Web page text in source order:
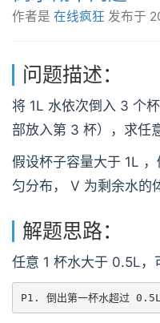
作者是 在线疯狂 发布于
问题描述：
将 1L 水依次倒入 3 个
部放入第 3 杯），求任
假设杯子容量大于 1L
匀分布， V 为剩余水的
解题思路：
任意 1 杯水大于 0.5L，
P1. 倒出第一杯水超过